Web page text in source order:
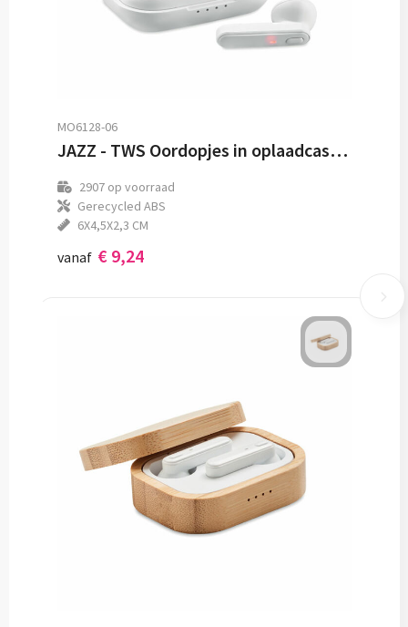
MO6128-06
JAZZ - TWS Oordopjes in oplaadcassette
2907op voorraad
Gerecycled ABS
6X4,5X2,3 CM
vanaf € 9,24